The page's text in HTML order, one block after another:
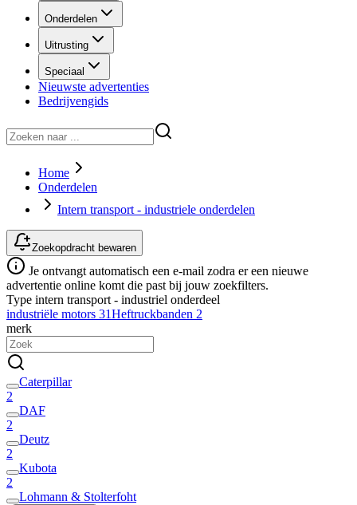
Onderdelen
Uitrusting
Speciaal
Nieuwste advertenties
Bedrijvengids
Home
Onderdelen
Intern transport - industriele onderdelen
Zoekopdracht bewaren
Je ontvangt automatisch een e-mail zodra er een nieuwe
advertentie online komt die past bij jouw zoekfilters.
Type intern transport - industriel onderdeel
industriële motors 31Heftruckbanden 2
merk
Caterpillar
2
DAF
2
Deutz
2
Kubota
2
Lohmann & Stolterfoht